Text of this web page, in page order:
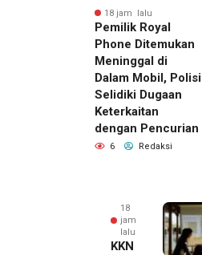
18 jam lalu
Pemilik Royal
Phone Ditemukan
Meninggal di
Dalam Mobil, Polisi
Selidiki Dugaan
Keterkaitan
dengan Pencurian
6 Redaksi
18
jam
lalu
KKN